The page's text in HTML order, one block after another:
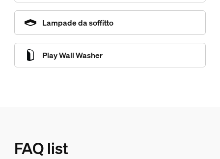
Lampade da soffitto
Play Wall Washer
FAQ list